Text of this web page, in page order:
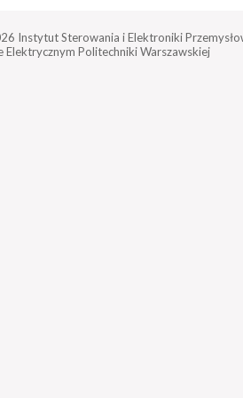
Instytut Sterowania i Elektroniki
Elektrycznym Politechniki Warszawskiej